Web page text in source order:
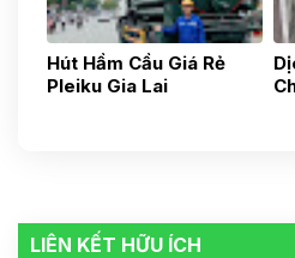
LIÊN KẾT HỮU ÍCH
Hút Hầm Cầu Giá Rẻ
Pleiku Gia Lai